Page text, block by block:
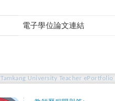
電子學位論文連結
Tamkang University Teacher